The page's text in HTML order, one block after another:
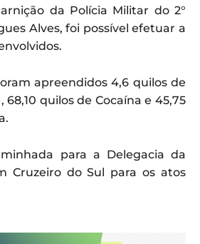
da Polícia Militar do 2°
Alves, foi possível efetuar a
apreendidos 4,6 quilos de
68,10 quilos de Cocaína e 45,75
para a Delegacia da
Cruzeiro do Sul para os atos